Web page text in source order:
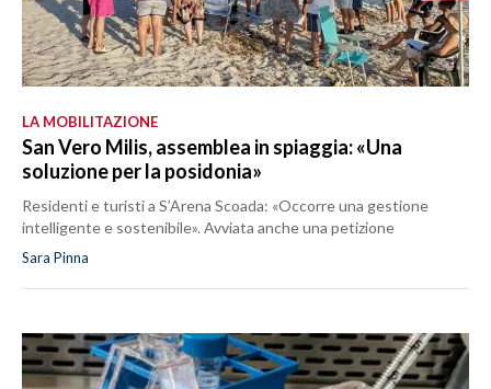
LA MOBILITAZIONE
San Vero Milis, assemblea in spiaggia: «Una
soluzione per la posidonia»
Residenti e turisti a S’Arena Scoada: «Occorre una gestione
intelligente e sostenibile». Avviata anche una petizione
Sara Pinna